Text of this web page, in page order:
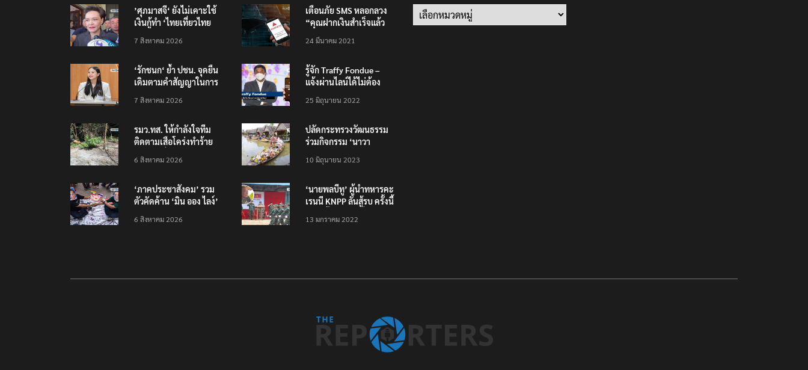
’ศุภมาสจี‘ ยังไม่เคาะใช้
เงินกู้ทำ ‘ไทยเที่ยวไทย
7 สิงหาคม 2026
‘รักชนก‘ ย้ำ ปชน. จุดยืน
เดิมตามคำสัญญาในการ
7 สิงหาคม 2026
รมว.ทส. ให้กำลังใจทีม
ติดตามเสือโคร่งทำร้าย
6 สิงหาคม 2026
‘ภาคประชาสังคม’ รวม
ตัวคัดค้าน ‘มิน ออง ไลง์’
ต้อนรับอาชญากร’
6 สิงหาคม 2026
เตือนภัย SMS หลอกลวง
“คุณฝากเงินสำเร็จแล้ว
200,000 บาท”
24 มีนาคม 2021
รู้จัก Traffy Fondue –
แจ้งผ่านไลน์ได้ไม่ต้อง
ทั่วไทย ไม่ใช่แค่ในกรุง
25 มิถุนายน 2022
ปลัดกระทรวงวัฒนธรรม
ร่วมกิจกรรม ‘นาวา
ตักบาตรทางน้ำ
10 มิถุนายน 2023
‘นายพลบีทู’ ผู้นำทหารคะ
เรนนี KNPP ลั่นสู้รบ ครั้งนี้
ประชาชนต้องชนะ
13 มกราคม 2022
Categories